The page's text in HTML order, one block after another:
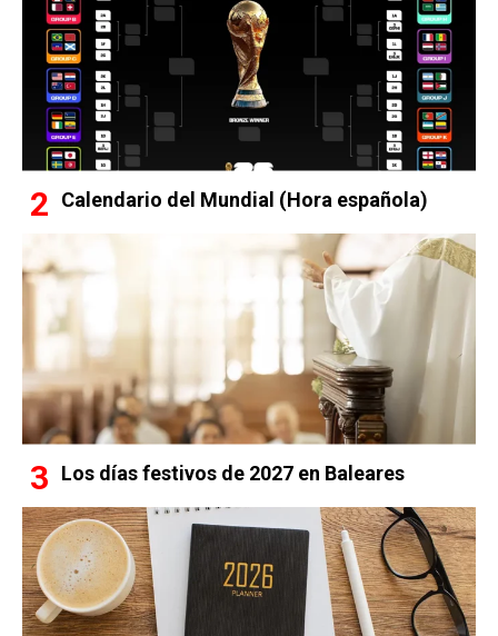
Calendario del Mundial (Hora española)
Los días festivos de 2027 en Baleares